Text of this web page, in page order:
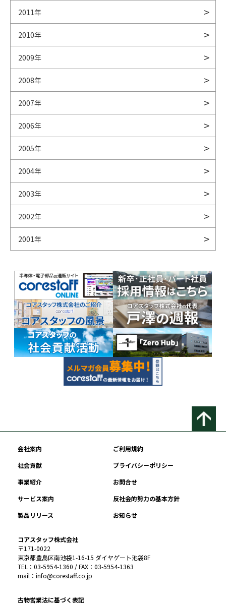
2011年
2010年
2009年
2008年
2007年
2006年
2005年
2004年
2003年
2002年
2001年
会社案内
ご利用規約
社会貢献
プライバシーポリシー
事業紹介
お問合せ
サービス案内
反社会的勢力の基本方針
製品リリース
お知らせ
コアスタッフ株式会社
〒171-0022
東京都豊島区南池袋1-16-15 ダイヤゲート池袋8F
TEL：03-5954-1360 / FAX：03-5954-1363
mail：info@corestaff.co.jp
古物営業法に基づく表記